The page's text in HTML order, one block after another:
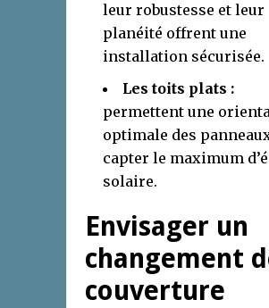
leur robustesse et leur
planéité offrent une
installation sécurisée.
Les toits plats :
permettent une
optimale des
capter le maximum
solaire.
Envisager un
changement
couverture